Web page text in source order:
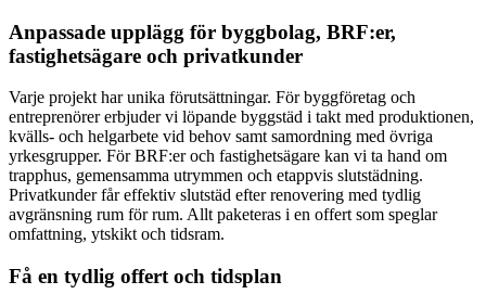
Anpassade upplägg för byggbolag, BRF:er,
fastighetsägare och privatkunder
Varje projekt har unika förutsättningar. För byggföretag och
entreprenörer erbjuder vi löpande byggstäd i takt med produktionen,
kvälls- och helgarbete vid behov samt samordning med övriga
yrkesgrupper. För BRF:er och fastighetsägare kan vi ta hand om
trapphus, gemensamma utrymmen och etappvis slutstädning.
Privatkunder får effektiv slutstäd efter renovering med tydlig
avgränsning rum för rum. Allt paketeras i en offert som speglar
omfattning, ytskikt och tidsram.
Få en tydlig offert och tidsplan